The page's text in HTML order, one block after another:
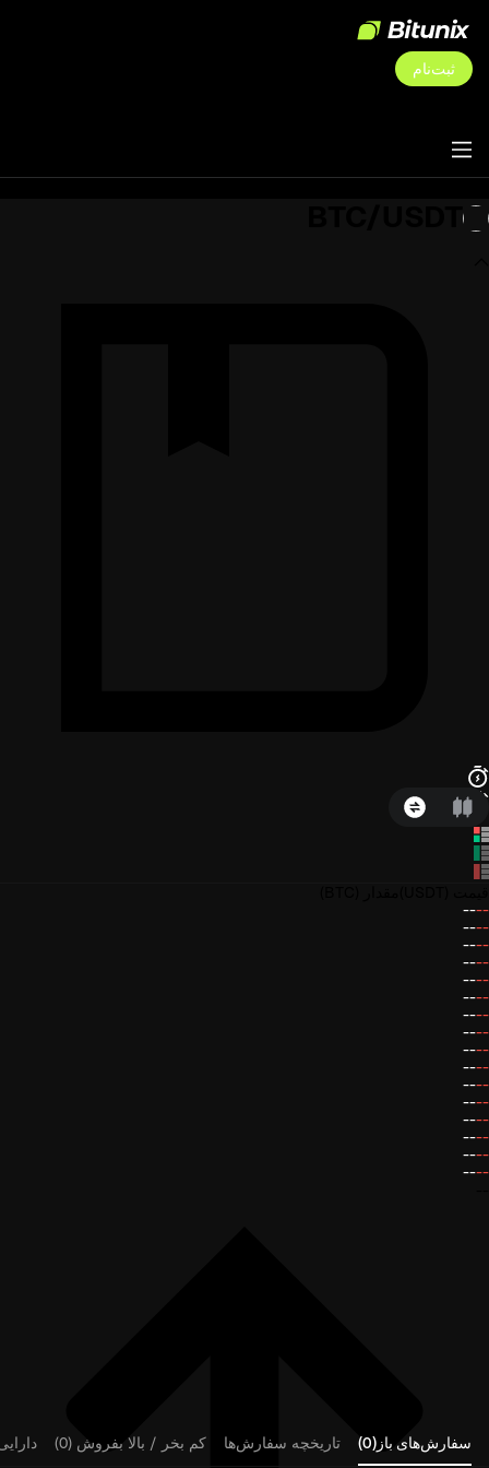
ثبت‌نام
--
--
--
--
--
--
--
--
--
--
--
--
--
--
--
--
--
--
--
--
--
--
--
--
--
--
--
--
--
--
--
--
سفارش‌های باز(0) تاریخچه سفارش‌ها کم بخر / بالا بفروش (0)